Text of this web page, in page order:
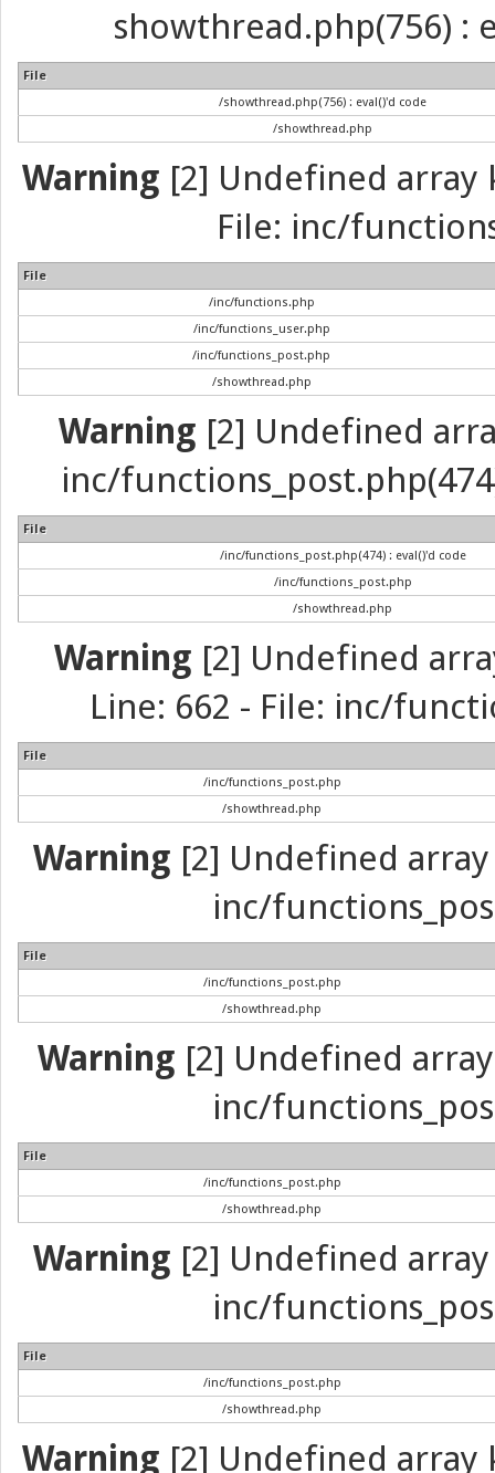
showthread.php(756) :
File
/showthread.php(756) : eval()'d code
/showthread.php
Warning [2] Undefined array
File: inc/
File
/inc/functions.php
/inc/functions_user.php
/inc/functions_post.php
/showthread.php
Warning [2] Undefined
inc/
File
/inc/functions_post.php(474) : eval()'d code
/inc/functions_post.php
/showthread.php
Warning [2] Undefined
Line: 662 - File: inc/
File
/inc/functions_post.php
/showthread.php
Warning [2] Undefined
inc/
File
/inc/functions_post.php
/showthread.php
Warning [2] Undefined
inc/
File
/inc/functions_post.php
/showthread.php
Warning [2] Undefined
inc/
File
/inc/functions_post.php
/showthread.php
Warning [2] Undefined array